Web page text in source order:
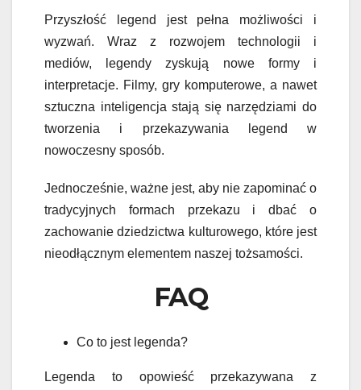
Przyszłość legend jest pełna możliwości i
wyzwań. Wraz z rozwojem technologii i
mediów, legendy zyskują nowe formy i
interpretacje. Filmy, gry komputerowe, a nawet
sztuczna inteligencja stają się narzędziami do
tworzenia i przekazywania legend w
nowoczesny sposób.
Jednocześnie, ważne jest, aby nie zapominać o
tradycyjnych formach przekazu i dbać o
zachowanie dziedzictwa kulturowego, które jest
nieodłącznym elementem naszej tożsamości.
FAQ
Co to jest legenda?
Legenda to opowieść przekazywana z